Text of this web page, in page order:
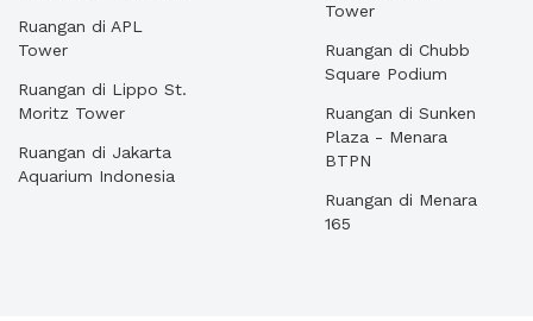
Ruangan di APL
Tower
Ruangan di Lippo St.
Moritz Tower
Ruangan di Jakarta
Aquarium Indonesia
Tower
Ruangan di Chubb
Square Podium
Ruangan di Sunken
Plaza - Menara
BTPN
Ruangan di Menara
165